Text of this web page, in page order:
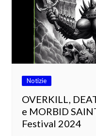
Notizie
OVERKILL,
e MORBID
Festival 2024